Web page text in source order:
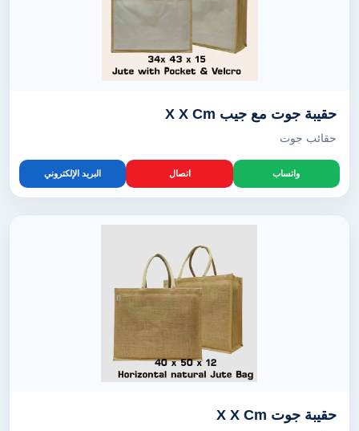
حقيبة جوت مع جيب X X Cm
حقائب جوت
واتساب اتصال البريد الإلكتروني
حقيبة جوت X X Cm